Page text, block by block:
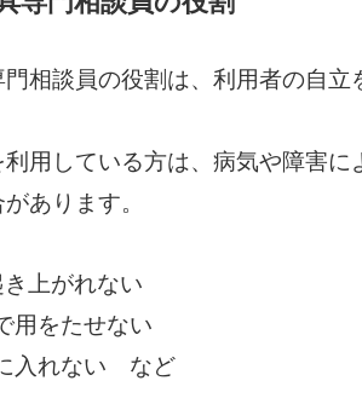
相談員の役割は、利用者の自立
用している方は、病気や障害に
あります。
上がれない
用をたせない
入れない など